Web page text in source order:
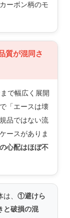
ーボン柄のモ
質が混同さ
で幅広く展開
「エースは壊
品ではない流
ースがありま
心配はほぼ不
、 ①避けら
と破損の混